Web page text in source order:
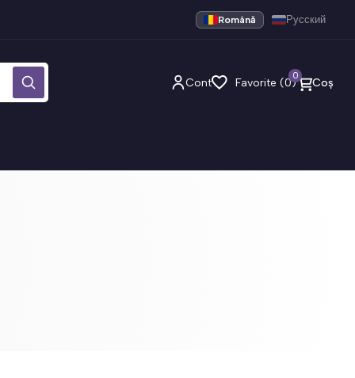
Română Русский
Cont Favorite (0) Coș
0